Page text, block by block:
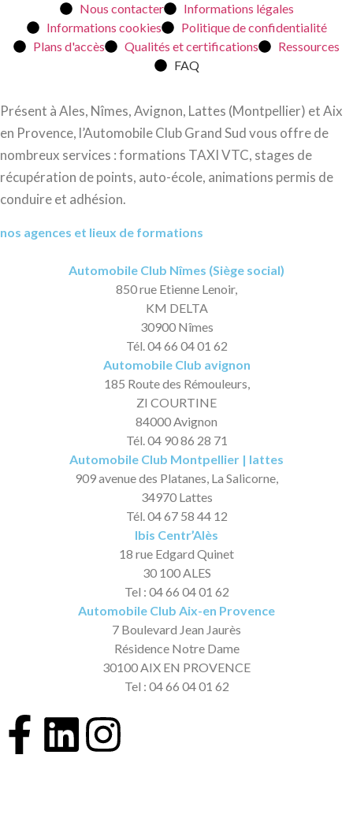
Nous contacter
Informations légales
Informations cookies
Politique de confidentialité
Plans d'accès
Qualités et certifications
Ressources
FAQ
Présent à Ales, Nîmes, Avignon, Lattes (Montpellier) et Aix
en Provence, l’Automobile Club Grand Sud vous offre de
nombreux services : formations TAXI VTC, stages de
récupération de points, auto-école, animations permis de
conduire et adhésion.
nos agences et lieux de formations
Automobile Club Nîmes (Siège social)
850 rue Etienne Lenoir,
KM DELTA
30900 Nîmes
Tél. 04 66 04 01 62
Automobile Club avignon
185 Route des Rémouleurs,
ZI COURTINE
84000 Avignon
Tél. 04 90 86 28 71
Automobile Club Montpellier | lattes
909 avenue des Platanes, La Salicorne,
34970 Lattes
Tél. 04 67 58 44 12
Ibis Centr’Alès
18 rue Edgard Quinet
30 100 ALES
Tel : 04 66 04 01 62
Automobile Club Aix-en Provence
7 Boulevard Jean Jaurès
Résidence Notre Dame
30100 AIX EN PROVENCE
Tel : 04 66 04 01 62